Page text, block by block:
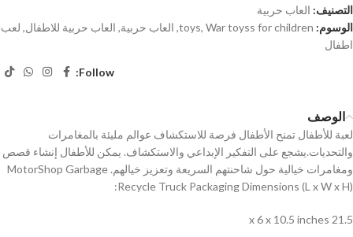
التصنيف: العاب حربية
الوسوم:
toys, War toyss for children
, العاب حربية, العاب حربية للاطفال, لعب
اطفال
Follow:
الوصف
لعبة للأطفال تمنح الأطفال فرصة للاستكشاف عوالم مليئة بالمغامرات
والتحديات.يشجع على التفكير الإبداعي والاستكشاف. يمكن للأطفال إنشاء قصص
ومغامرات خيالية حول شاحنتهم السريعة وتعزيز خيالهم. MotorShop Garbage
Recycle Truck Packaging Dimensions (L x W x H):
21.5 x 6 x 10.5 inches